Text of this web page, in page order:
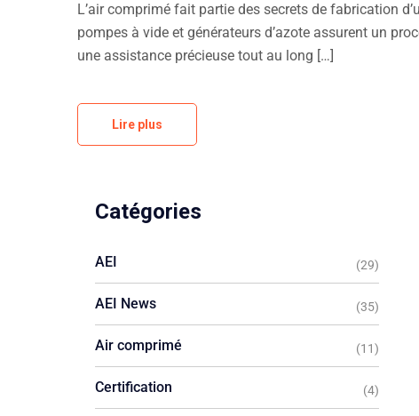
L’air comprimé fait partie des secrets de fabrication
pompes à vide et générateurs d’azote assurent un
une assistance précieuse tout au long […]
Lire plus
Catégories
AEI (29)
AEI News (35)
Air comprimé (11)
Certification (4)